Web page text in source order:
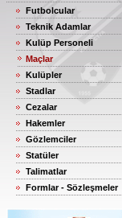
Futbolcular
Teknik Adamlar
Kulüp Personeli
Maçlar
Kulüpler
Stadlar
Cezalar
Hakemler
Gözlemciler
Statüler
Talimatlar
Formlar - Sözleşmeler